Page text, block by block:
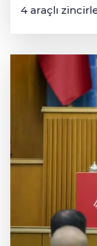
4 araçlı